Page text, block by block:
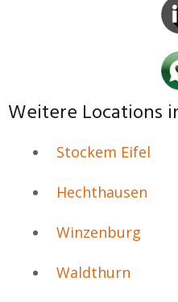
Weitere Locations
Stockem Eifel
Hechthausen
Winzenburg
Waldthurn